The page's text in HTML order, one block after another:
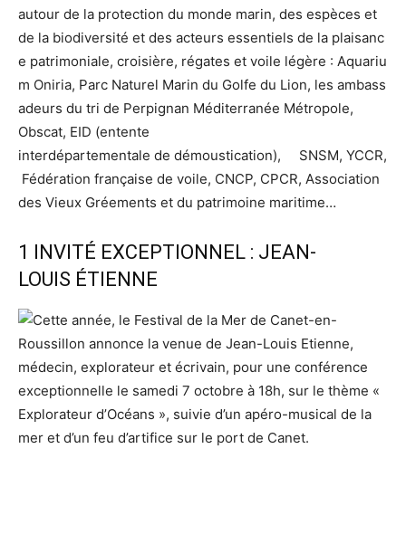
autour de la protection du monde marin, des espèces et
de la biodiversité et des acteurs essentiels de la plaisanc
e patrimoniale, croisière, régates et voile légère : Aquariu
m Oniria, Parc Naturel Marin du Golfe du Lion, les ambass
adeurs du tri de Perpignan Méditerranée Métropole,
Obscat, EID (entente
interdépartementale de démoustication), SNSM, YCCR,
Fédération française de voile, CNCP, CPCR, Association
des Vieux Gréements et du patrimoine maritime…
1 INVITÉ EXCEPTIONNEL : JEAN-
LOUIS ÉTIENNE